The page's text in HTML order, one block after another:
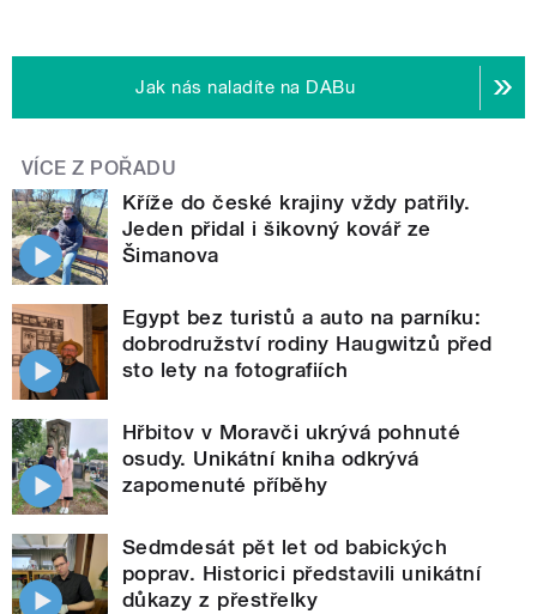
Jak nás naladíte na DABu
VÍCE Z POŘADU
Kříže do české krajiny vždy patřily.
Jeden přidal i šikovný kovář ze
Šimanova
Egypt bez turistů a auto na parníku:
dobrodružství rodiny Haugwitzů před
sto lety na fotografiích
Hřbitov v Moravči ukrývá pohnuté
osudy. Unikátní kniha odkrývá
zapomenuté příběhy
Sedmdesát pět let od babických
poprav. Historici představili unikátní
důkazy z přestřelky